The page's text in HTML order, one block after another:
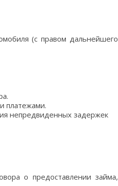
(с правом дальнейшего
платежами.
непредвиденных задержек
о предоставлении займа,